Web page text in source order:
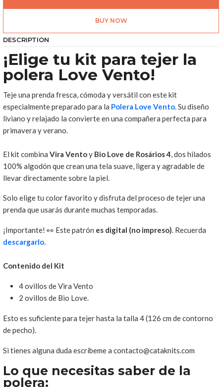
BUY NOW
DESCRIPTION
¡Elige tu kit para tejer la
polera Love Vento!
Teje una prenda fresca, cómoda y versátil con este kit
especialmente preparado para la Polera Love Vento. Su diseño
liviano y relajado la convierte en una compañera perfecta para
primavera y verano.
El kit combina Vira Ventoy Bio Love de Rosários 4 , dos hilados
100% algodón que crean una tela suave, ligera y agradable de
llevar directamente sobre la piel.
Solo elige tu color favorito y disfruta del proceso de tejer una
prenda que usarás durante muchas temporadas.
¡Importante! 👀 Este patrón es digital (no impreso). Recuerda
descargarlo.
Contenido del Kit
4 ovillos de Vira Vento
2 ovillos de Bio Love.
Esto es suficiente para tejer hasta la talla 4 (126 cm de contorno
de pecho).
Si tienes alguna duda escríbeme a contacto@cataknits.com
Lo que necesitas saber de la
polera: